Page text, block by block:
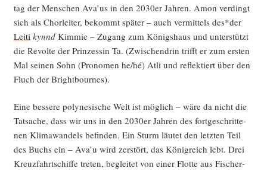
tag der Men­schen Ava’us in den 2030er Jah­ren. Amon ver­dingt
sich als Chor­lei­ter, bekommt spä­ter – auch ver­mit­tels des*der
Lei­ti kynndKim­mie – Zugang zum Königs­haus und unter­stützt
die Revol­te der Prin­zes­sin Ta. (Zwi­schen­drin trifft er zum ers­ten
Mal sei­nen Sohn (Pro­no­men he/hé) Atli und reflek­tiert über den
Fluch der Brightbournes).
Eine bes­se­re poly­ne­si­sche Welt ist mög­lich – wäre da nicht die
Tat­sa­che, dass wir uns in den 2030er Jah­ren des fort­ge­schrit­te­
nen Kli­ma­wan­dels befin­den. Ein Sturm läu­tet den letz­ten Teil
des Buchs ein – Ava’u wird zer­stört, das König­reich lebt. Drei
Kreuz­fahrt­schif­fe tre­ten, beglei­tet von einer Flot­te aus Fischer­